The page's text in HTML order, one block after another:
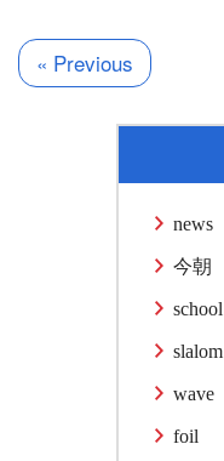
« Previous
news
今朝
school
slalom
wave
foil